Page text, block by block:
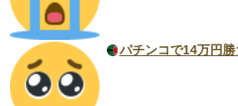
パチンコで14万円勝